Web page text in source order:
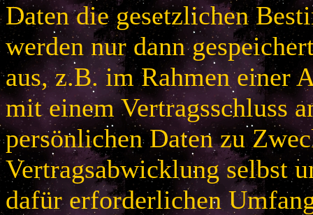
Daten die gesetzlichen
werden nur dann
aus, z.B. im Rahmen einer
mit einem Vertragsschluss
persönlichen Daten zu
Vertragsabwicklung selbst
dafür erforderlichen